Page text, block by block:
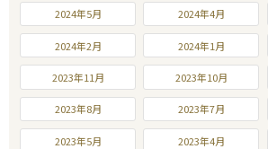
2024年5月 2024年4月
2024年2月 2024年1月
2023年11月 2023年10月
2023年8月 2023年7月
2023年5月 2023年4月